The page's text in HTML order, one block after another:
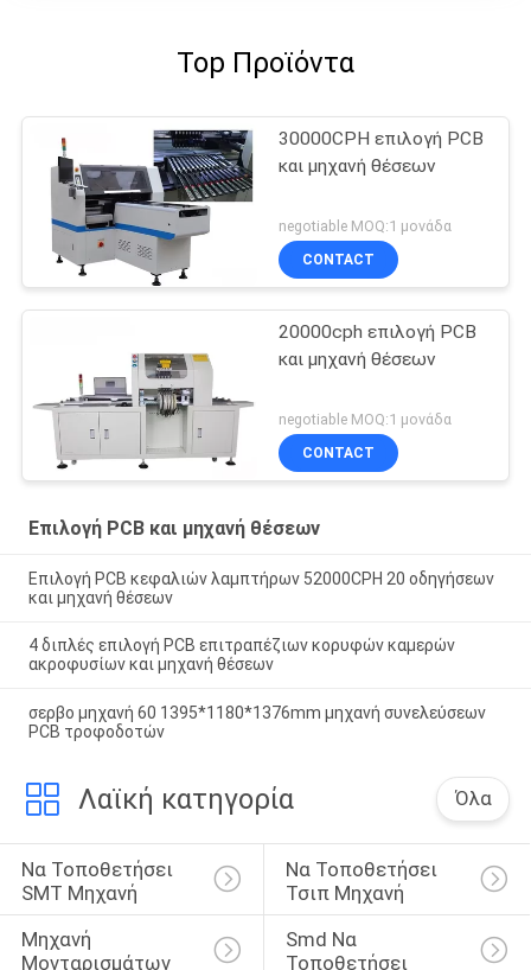
Top Προϊόντα
30000CPH επιλογή PCB
και μηχανή θέσεων
negotiable MOQ:1 μονάδα
CONTACT
20000cph επιλογή PCB
και μηχανή θέσεων
negotiable MOQ:1 μονάδα
CONTACT
Επιλογή PCB και μηχανή θέσεων
Επιλογή PCB κεφαλιών λαμπτήρων 52000CPH 20 οδηγήσεων
και μηχανή θέσεων
4 διπλές επιλογή PCB επιτραπέζιων κορυφών καμερών
ακροφυσίων και μηχανή θέσεων
σερβο μηχανή 60 1395*1180*1376mm μηχανή συνελεύσεων
PCB τροφοδοτών
Λαϊκή κατηγορία Όλα
Να Τοποθετήσει
SMT Μηχανή
Να Τοποθετήσει
Τσιπ Μηχανή
Μηχανή
Μονταρισμάτων
Smd Να
Τοποθετήσει